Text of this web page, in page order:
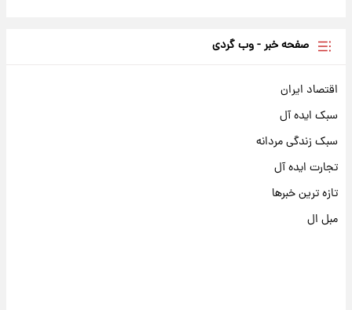
صفحه خبر - وب گردی
اقتصاد ایران
سبک ایده آل
سبک زندگی مردانه
تجارت ایده آل
تازه ترین خبرها
مبل ال